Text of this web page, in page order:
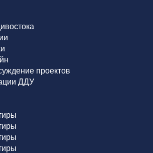
проектов
ДДУ